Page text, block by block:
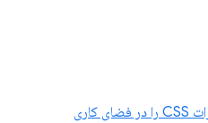
با استفاده از Gemini، تغییرات CSS را در فضای کاری